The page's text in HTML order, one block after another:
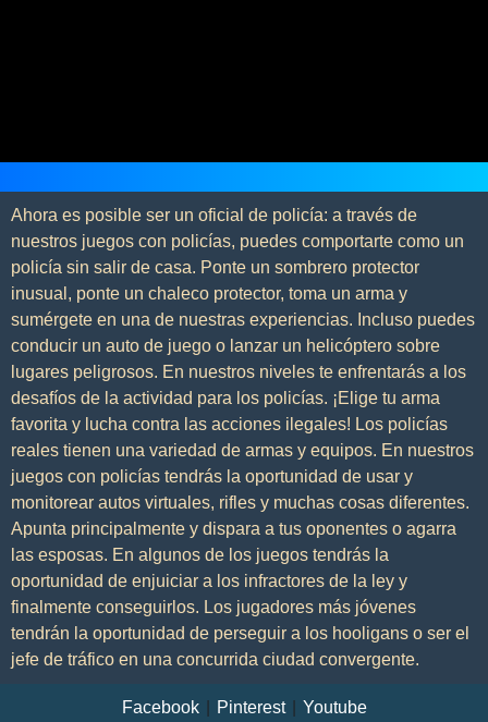
Ahora es posible ser un oficial de policía: a través de
nuestros juegos con policías, puedes comportarte como un
policía sin salir de casa. Ponte un sombrero protector
inusual, ponte un chaleco protector, toma un arma y
sumérgete en una de nuestras experiencias. Incluso puedes
conducir un auto de juego o lanzar un helicóptero sobre
lugares peligrosos. En nuestros niveles te enfrentarás a los
desafíos de la actividad para los policías. ¡Elige tu arma
favorita y lucha contra las acciones ilegales! Los policías
reales tienen una variedad de armas y equipos. En nuestros
juegos con policías tendrás la oportunidad de usar y
monitorear autos virtuales, rifles y muchas cosas diferentes.
Apunta principalmente y dispara a tus oponentes o agarra
las esposas. En algunos de los juegos tendrás la
oportunidad de enjuiciar a los infractores de la ley y
finalmente conseguirlos. Los jugadores más jóvenes
tendrán la oportunidad de perseguir a los hooligans o ser el
jefe de tráfico en una concurrida ciudad convergente.
Facebook Pinterest Youtube